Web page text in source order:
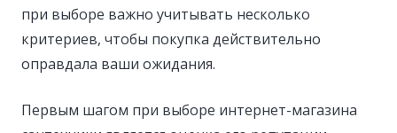
при выборе важно учитывать несколько
критериев, чтобы покупка действительно
оправдала ваши ожидания.
Первым шагом при выборе интернет-магазина